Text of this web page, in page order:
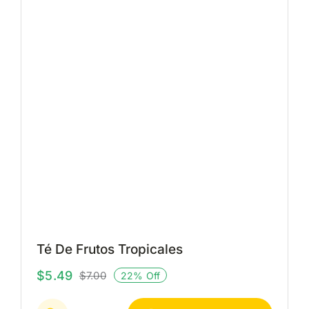
Té De Frutos Tropicales
$7.00El
precio
$5.49
El
precio
22% Off